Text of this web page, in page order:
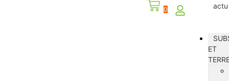
0
actu
ET